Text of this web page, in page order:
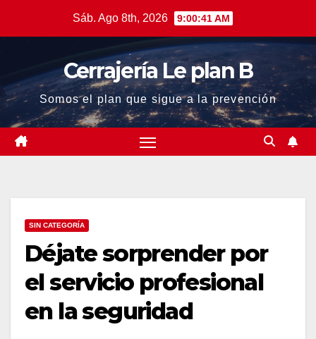
Sáb. Ago 8th, 2026 9:00:42 AM
Cerrajería Le plan B
Somos el plan que sigue a la prevención
SIN CATEGORÍA
Déjate sorprender por
el servicio profesional
en la seguridad